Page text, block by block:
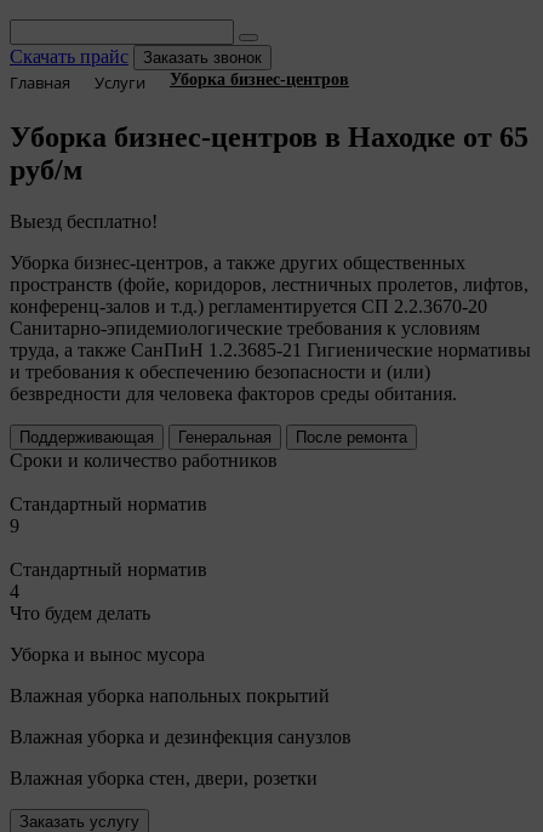
Скачать прайс Заказать звонок
Главная Услуги Уборка бизнес-центров
Уборка бизнес-центров в Находке от 65
руб/м
Выезд бесплатно!
Уборка бизнес-центров, а также других общественных
пространств (фойе, коридоров, лестничных пролетов, лифтов,
конференц-залов и т.д.) регламентируется СП 2.2.3670-20
Санитарно-эпидемиологические требования к условиям
труда, а также СанПиН 1.2.3685-21 Гигиенические нормативы
и требования к обеспечению безопасности и (или)
безвредности для человека факторов среды обитания.
Поддерживающая Генеральная После ремонта
Сроки и количество работников
Стандартный норматив
9
Стандартный норматив
4
Что будем делать
Уборка и вынос мусора
Влажная уборка напольных покрытий
Влажная уборка и дезинфекция санузлов
Влажная уборка стен, двери, розетки
Заказать услугу